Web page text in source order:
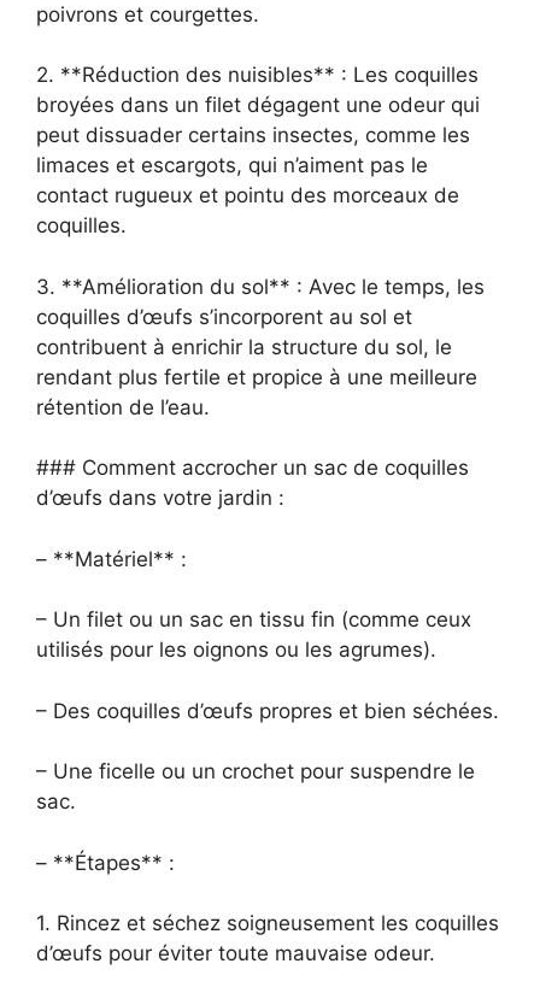
poivrons et courgettes.
2. **Réduction des nuisibles** : Les coquilles
broyées dans un filet dégagent une odeur qui
peut dissuader certains insectes, comme les
limaces et escargots, qui n’aiment pas le
contact rugueux et pointu des morceaux de
coquilles.
3. **Amélioration du sol** : Avec le temps, les
coquilles d’œufs s’incorporent au sol et
contribuent à enrichir la structure du sol, le
rendant plus fertile et propice à une meilleure
rétention de l’eau.
### Comment accrocher un sac de coquilles
d’œufs dans votre jardin :
– **Matériel** :
– Un filet ou un sac en tissu fin (comme ceux
utilisés pour les oignons ou les agrumes).
– Des coquilles d’œufs propres et bien séchées.
– Une ficelle ou un crochet pour suspendre le
sac.
– **Étapes** :
1. Rincez et séchez soigneusement les coquilles
d’œufs pour éviter toute mauvaise odeur.